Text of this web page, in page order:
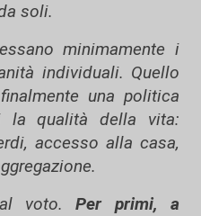
soli.
minimamente i
individuali. Quello
una politica
la qualità della vita:
accesso alla casa,
voto.Per primi, a